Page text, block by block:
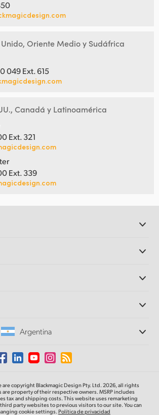
Oriente Medio y Sudáfrica
049 Ext. 615
Canadá y Latinoamérica
Ext. 321
Ext. 339
redes
distribución
Argentina
o territorio
copyright Blackmagic Design Pty. Ltd. 2026, all rights
are propertyof their respective owners. MSRP includes
tax and shipping costs.This website uses remarketing
party websites to previous visitors to our site.You can
cookie settings.Política de privacidad